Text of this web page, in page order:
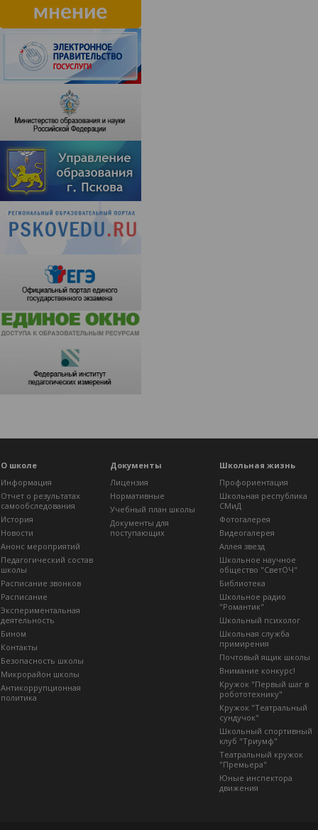
О школе
Информация
Отчет о результатах
самообследования
История
Новости
Анонс мероприятий
Педагогический состав
школы
Расписание звонков
Расписание
Экспериментальная
деятельность
Бином
Контакты
Безопасность школы
Микрорайон школы
Антикоррупционная
политика
Документы
Лицензия
Нормативные
Учебный план школы
Документы для
поступающих
Школьная жизнь
Профориентация
Школьная республика
СМиД
Фотогалерея
Видеогалерея
Аллея звезд
Школьное научное
общество "СветОЧ"
Библиотека
Школьное радио
"Романтик"
Школьный психолог
Школьная служба
примирения
Почтовый ящик школы
Внимание конкурс!
Кружок "Первый шаг в
робототехнику"
Кружок "Театральный
сундучок"
Школьный спортивный
клуб "Триумф"
Театральный кружок
"Премьера"
Юные инспектора
движения